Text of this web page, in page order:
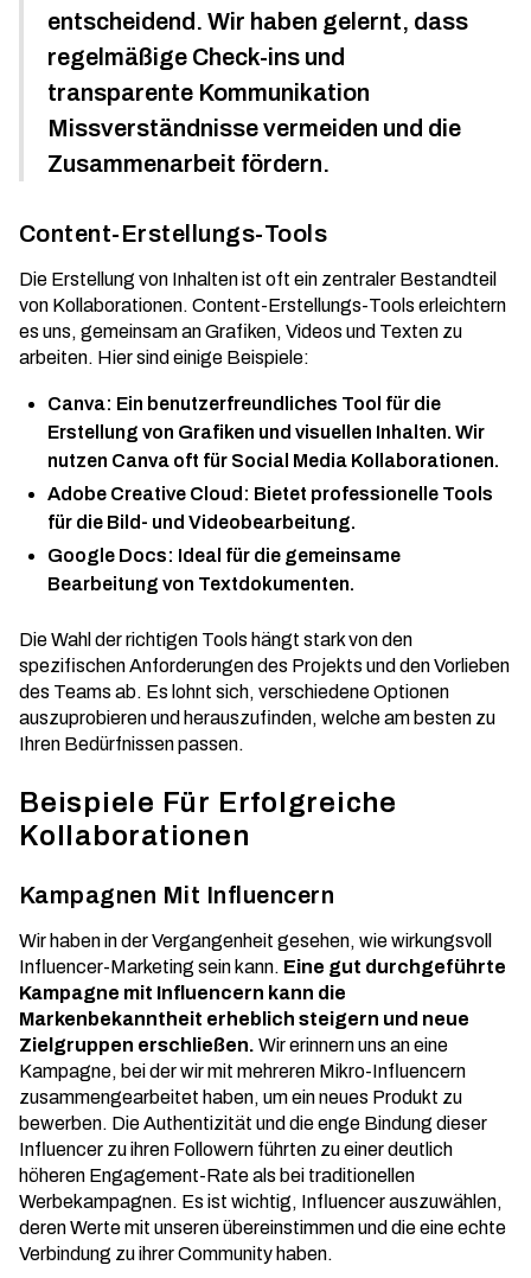
entscheidend. Wir haben gelernt, dass
regelmäßige Check-ins und
transparente Kommunikation
Missverständnisse vermeiden und die
Zusammenarbeit fördern.
Content-Erstellungs-Tools
Die Erstellung von Inhalten ist oft ein zentraler Bestandteil
von Kollaborationen. Content-Erstellungs-Tools erleichtern
es uns, gemeinsam an Grafiken, Videos und Texten zu
arbeiten. Hier sind einige Beispiele:
Canva: Ein benutzerfreundliches Tool für die
Erstellung von Grafiken und visuellen Inhalten. Wir
nutzen Canva oft für Social Media Kollaborationen.
Adobe Creative Cloud: Bietet professionelle Tools
für die Bild- und Videobearbeitung.
Google Docs: Ideal für die gemeinsame
Bearbeitung von Textdokumenten.
Die Wahl der richtigen Tools hängt stark von den
spezifischen Anforderungen des Projekts und den Vorlieben
des Teams ab. Es lohnt sich, verschiedene Optionen
auszuprobieren und herauszufinden, welche am besten zu
Ihren Bedürfnissen passen.
Beispiele Für Erfolgreiche
Kollaborationen
Kampagnen Mit Influencern
Wir haben in der Vergangenheit gesehen, wie wirkungsvoll
Influencer-Marketing sein kann. Eine gut durchgeführte
Kampagne mit Influencern kann die
Markenbekanntheit erheblich steigern und neue
Zielgruppen erschließen. Wir erinnern uns an eine
Kampagne, bei der wir mit mehreren Mikro-Influencern
zusammengearbeitet haben, um ein neues Produkt zu
bewerben. Die Authentizität und die enge Bindung dieser
Influencer zu ihren Followern führten zu einer deutlich
höheren Engagement-Rate als bei traditionellen
Werbekampagnen. Es ist wichtig, Influencer auszuwählen,
deren Werte mit unseren übereinstimmen und die eine echte
Verbindung zu ihrer Community haben.